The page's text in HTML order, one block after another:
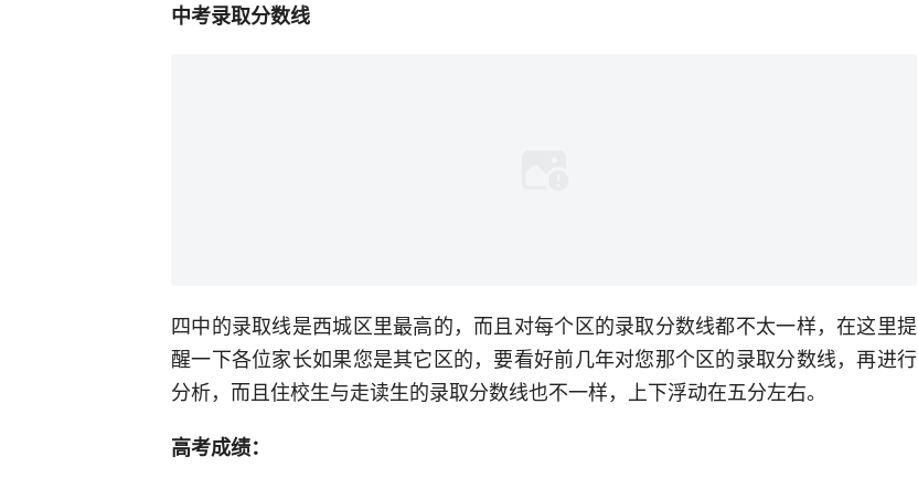
中考录取分数线
四中的录取线是西城区里最高的，而且对每个区的录取分数线都不太一样，在这里提
醒一下各位家长如果您是其它区的，要看好前几年对您那个区的录取分数线，再进行
分析，而且住校生与走读生的录取分数线也不一样，上下浮动在五分左右。
高考成绩：